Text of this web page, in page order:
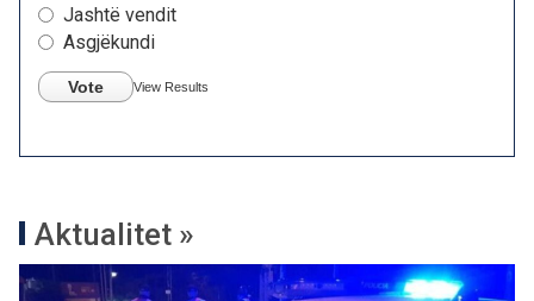
Jashtë vendit
Asgjëkundi
Vote View Results
Aktualitet »